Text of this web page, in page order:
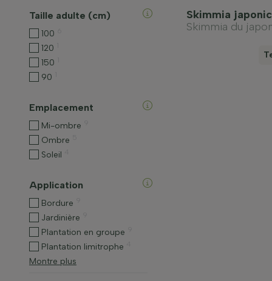
Taille adulte (cm)
100
120
150
90
Emplacement
Mi-ombre
Ombre
Soleil
Application
Bordure
Jardinière
Plantation en groupe
Plantation limitrophe
Montre plus
Skimmia
Skimmia du